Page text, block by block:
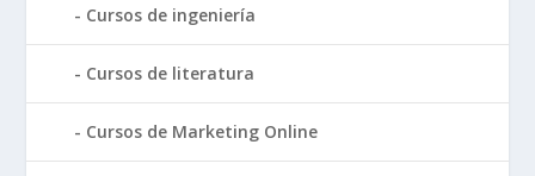
Cursos de ingeniería
Cursos de literatura
Cursos de Marketing Online